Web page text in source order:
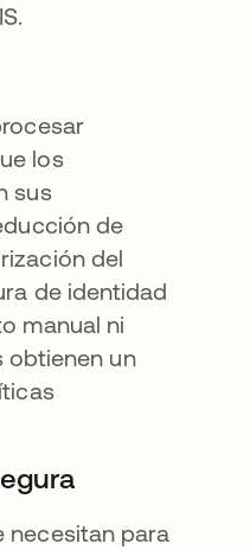
los
sus
de
del
de identidad
manual ni
obtienen un
necesitan para